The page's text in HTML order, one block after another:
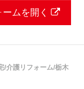
ムを開く
/介護リフォーム/栃木